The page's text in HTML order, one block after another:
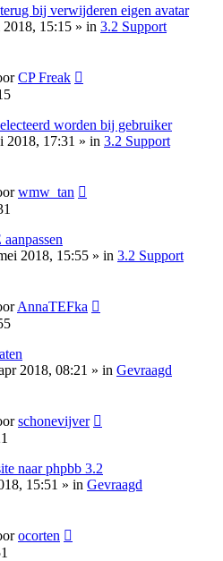
bij verwijderen eigen avatar
2018, 15:15 » in 3.2 Support
CP Freak
worden bij gebruiker
2018, 17:31 » in 3.2 Support
wmw_tan
2018, 15:55 » in 3.2 Support
AnnaTEFka
2018, 08:21 » in Gevraagd
schonevijver
naar phpbb 3.2
15:51 » in Gevraagd
ocorten